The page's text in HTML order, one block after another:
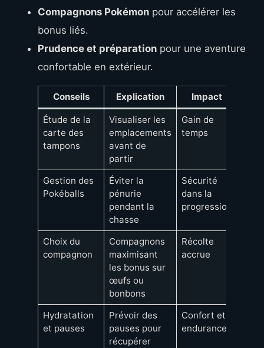
Compagnons Pokémon pour accélérer les
bonus liés.
Prudence et préparation pour une aventure
confortable en extérieur.
Conseils Explication Impact
Étude de la
carte des
tampons
Visualiser les
emplacements
avant de
partir
Gain de
temps
Gestion des
Pokéballs
Éviter la
pénurie
pendant la
chasse
Sécurité
dans la
progression
Choix du
compagnon
Compagnons
maximisant
les bonus sur
œufs ou
bonbons
Récolte
accrue
Hydratation
et pauses
Prévoir des
pauses pour
récupérer
Confort et
endurance